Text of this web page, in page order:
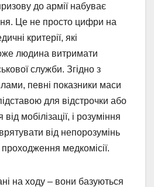
до армії набуває
Це не просто цифри на
критерії, які
людина витримати
служби. Згідно з
певні показники маси
для відстрочки або
мобілізації, і розуміння
від непорозумінь
медкомісії.
на ходу – вони базуються